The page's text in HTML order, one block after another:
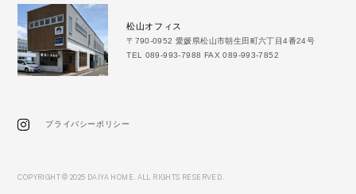
松山オフィス
〒790-0952 愛媛県松山市朝生田町六丁目4番24号
TEL 089-993-7988 FAX 089-993-7852
プライバシーポリシー
COPYRIGHT © 2025 DAIYA HOME. ALL RIGHTS RESERVED.